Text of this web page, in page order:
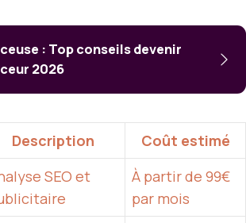
: Top conseils devenir
2026
Description Coût estimé
SEO et
À partir de 99€
par mois